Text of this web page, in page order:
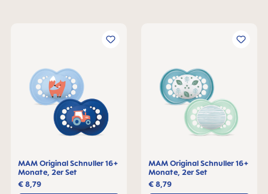
MAM Original Schnuller 16+
Monate, 2er Set
€ 8,79
MAM Original Schnuller 16+
Monate, 2er Set
€ 8,79